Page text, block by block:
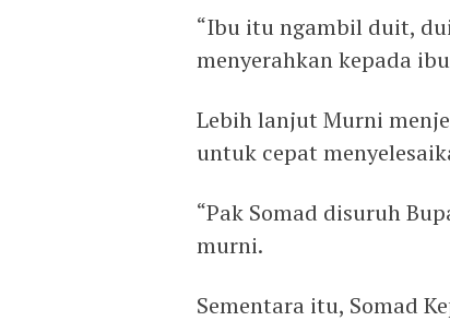
“Ibu itu ngambil duit,
menyerahkan kepada
Lebih lanjut Murni
untuk cepat
“Pak Somad disuruh
murni.
Sementara itu, Somad